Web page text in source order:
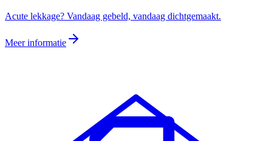
Acute lekkage? Vandaag gebeld, vandaag dichtgemaakt.
Meer informatie